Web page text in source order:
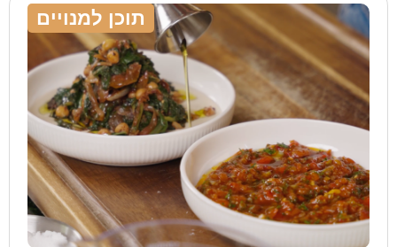
תוכן למנויים